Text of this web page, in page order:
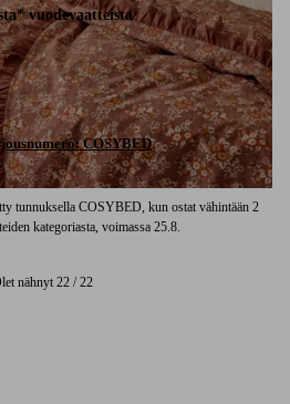
vuodevaatteista
COSYBED
tunnuksella COSYBED, kun ostat vähintään 2
kategoriasta, voimassa 25.8.
nähnyt 22 / 22